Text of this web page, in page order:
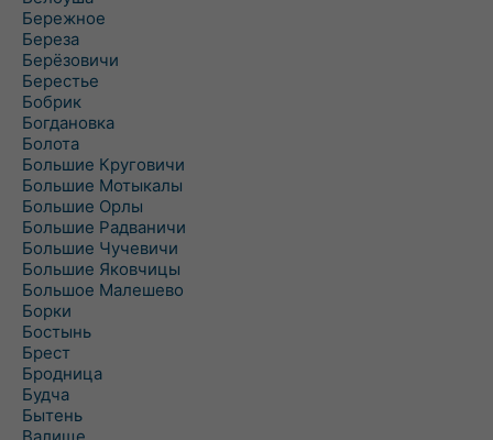
Бережное
Береза
Берёзовичи
Берестье
Бобрик
Богдановка
Болота
Большие Круговичи
Большие Мотыкалы
Большие Орлы
Большие Радваничи
Большие Чучевичи
Большие Яковчицы
Большое Малешево
Борки
Бостынь
Брест
Бродница
Будча
Бытень